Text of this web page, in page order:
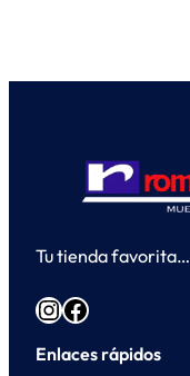
Tu tienda favorita…
InstagramFacebook
Enlaces rápidos